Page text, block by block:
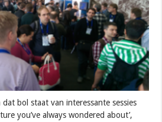
bol staat van interessante sessies
you’ve always wondered about’,